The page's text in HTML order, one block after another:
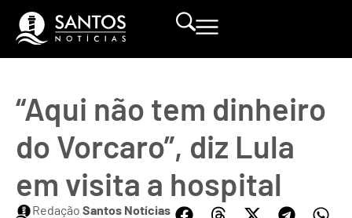
“Aqui não tem dinheiro
do Vorcaro”, diz Lula
em visita a hospital
Redação Santos Notícias